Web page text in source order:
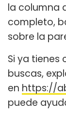
la columna
completo,
sobre la
Si ya tienes
buscas,
en https://
puede